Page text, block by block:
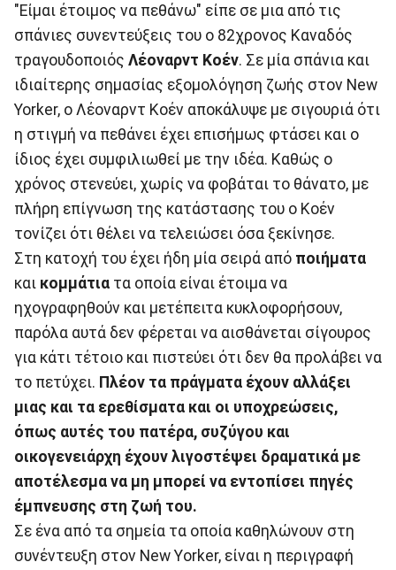
"Είμαι έτοιμος να πεθάνω" είπε σε μια από τις
σπάνιες συνεντεύξεις του ο 82χρονος Καναδός
τραγουδοποιός Λέοναρντ Κοέν. Σε μία σπάνια και
ιδιαίτερης σημασίας εξομολόγηση ζωής στον New
Yorker, ο Λέοναρντ Κοέν αποκάλυψε με σιγουριά ότι
η στιγμή να πεθάνει έχει επισήμως φτάσει και ο
ίδιος έχει συμφιλιωθεί με την ιδέα. Καθώς ο
χρόνος στενεύει, χωρίς να φοβάται το θάνατο, με
πλήρη επίγνωση της κατάστασης του ο Κοέν
τονίζει ότι θέλει να τελειώσει όσα ξεκίνησε.
Στη κατοχή του έχει ήδη μία σειρά από ποιήματα
και κομμάτια τα οποία είναι έτοιμα να
ηχογραφηθούν και μετέπειτα κυκλοφορήσουν,
παρόλα αυτά δεν φέρεται να αισθάνεται σίγουρος
για κάτι τέτοιο και πιστεύει ότι δεν θα προλάβει να
το πετύχει. Πλέον τα πράγματα έχουν αλλάξει
μιας και τα ερεθίσματα και οι υποχρεώσεις,
όπως αυτές του πατέρα, συζύγου και
οικογενειάρχη έχουν λιγοστέψει δραματικά με
αποτέλεσμα να μη μπορεί να εντοπίσει πηγές
έμπνευσης στη ζωή του.
Σε ένα από τα σημεία τα οποία καθηλώνουν στη
συνέντευξη στον New Υorker, είναι η περιγραφή